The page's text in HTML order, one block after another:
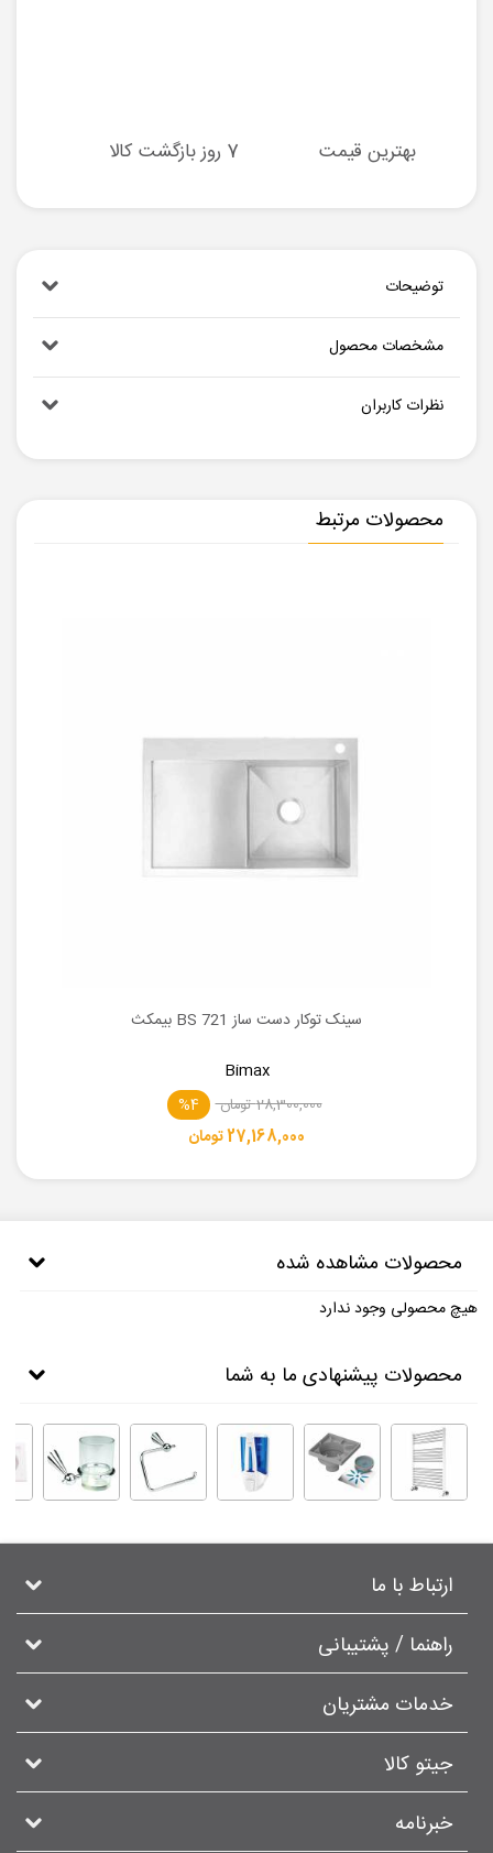
بهترین قیمت 7 روز بازگشت کالا
توضیحات
مشخصات محصول
نظرات کاربران
محصولات مرتبط
سینک توکار دست ساز BS 721 بیمکث
Bimax
28,300,000 تومان %4
27,168,000 تومان
محصولات مشاهده شده
هیچ محصولی وجود ندارد
محصولات پیشنهادی ما به شما
ارتباط با ما
راهنما / پشتیبانی
خدمات مشتریان
جیتو کالا
خبرنامه